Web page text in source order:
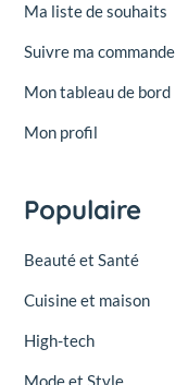
Ma liste de souhaits
Suivre ma commande
Mon tableau de bord
Mon profil
Populaire
Beauté et Santé
Cuisine et maison
High-tech
Mode et Style